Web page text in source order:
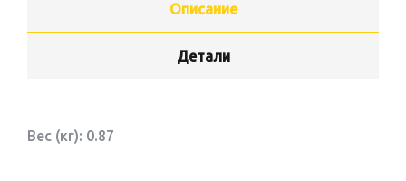
Описание
Детали
Вес (кг): 0.87